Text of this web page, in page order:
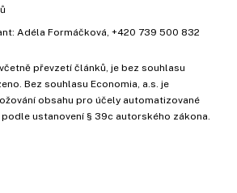
Adéla Formáčková, +420 739 500 832
převzetí článků, je bez souhlasu
Bez souhlasu Economia, a.s. je
obsahu pro účely automatizované
ustanovení § 39c autorského zákona.